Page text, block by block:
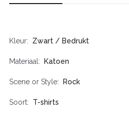
Kleur Zwart / Bedrukt
Materiaal Katoen
Scene or Style Rock
Soort T-shirts